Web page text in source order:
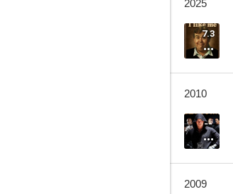
2025
7.3
2010
--
2009